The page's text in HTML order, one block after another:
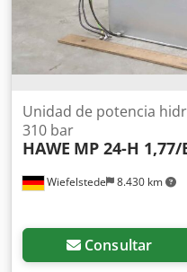
libre: 920 mm Color del
01 x tablero de trabajo,
Grosor: 28 mm
material: negro 01 x juego
fijación del tablero de
nuevos Color del material:
Wiefelstede 8.430 km
Unidad de potencia
310 bar
HAWE MP 24-H
Consultar